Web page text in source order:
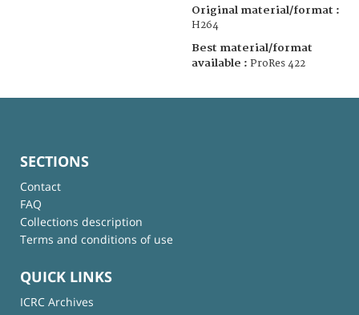
Original material/format :
H264
Best material/format
available : ProRes 422
SECTIONS
Contact
FAQ
Collections description
Terms and conditions of use
QUICK LINKS
ICRC Archives